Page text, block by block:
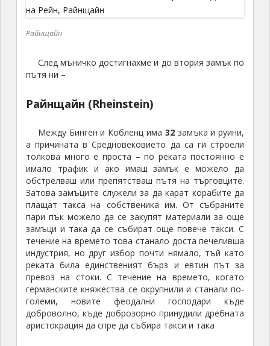
Райнщайн
След мъничко достигнахме и до втория замък по
пътя ни –
Райнщайн (Rheinstein)
Между Бинген и Кобленц има 32замъка и руини,
а причината в Средновековието да са ги строели
толкова много е проста – по реката постоянно е
имало трафик и ако имаш замък е можело да
обстрелваш или препятстваш пътя на търговците.
Затова замъците служели за да карат корабите да
плащат такса на собственика им. От събраните
пари пък можело да се закупят материали за още
замъци и така да се събират още повече такси. С
течение на времето това станало доста печеливша
индустрия, но друг избор почти нямало, тъй като
реката била единственият бърз и евтин път за
превоз на стоки. С течение на времето, когато
германските княжества се окрупнили и станали по-
големи, новите феодални господари къде
доброволно, къде доброзорно принудили дребната
аристокрация да спре да събира такси и така